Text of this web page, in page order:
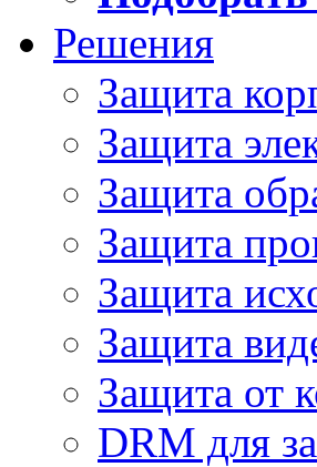
Решения
Защита
Защита
Защита
Защита
Защита
Защита
Защита от
DRM для